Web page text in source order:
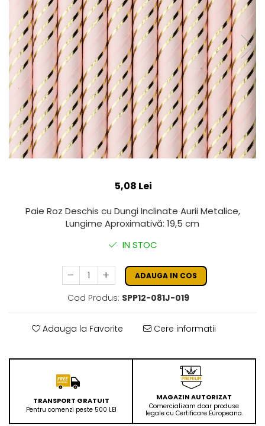
5,08 Lei
Paie Roz Deschis cu Dungi Inclinate Aurii Metalice,
Lungime Aproximativă: 19,5 cm
IN STOC
ADAUGA IN COS
Cod Produs: SPP12-081J-019
Adauga la Favorite Cere informatii
TRANSPORT GRATUIT
Pentru comenzi peste 500 LEI
MAGAZIN AUTORIZAT
Comercializam doar produse
legale cu Certificare Europeana.